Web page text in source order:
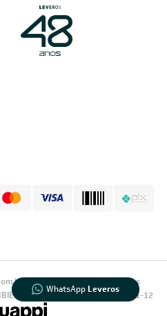
Todos os diretitos reservados
S.A. CNPJ: 61.502.324/0001-12
WhatsAppLeveros
Fale com a LIA